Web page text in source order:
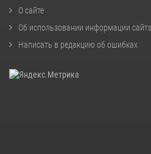
О сайте
Об использовании информации сайта
Написать в редакцию об ошибках